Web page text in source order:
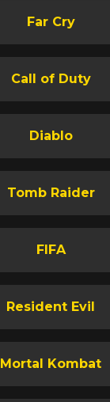
Far Cry
Call of Duty
Diablo
Tomb Raider
FIFA
Resident Evil
Mortal Kombat